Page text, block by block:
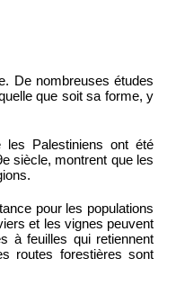
De nombreuses études
que soit sa forme, y
les Palestiniens ont été
siècle, montrent que les
pour les populations
et les vignes peuvent
à feuilles qui retiennent
routes forestières sont